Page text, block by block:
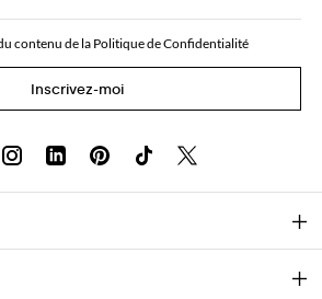
contenu de la Politique de Confidentialité
Inscrivez-moi